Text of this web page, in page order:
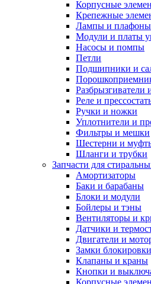
Корпусные
Крепежные
Лампы и плафоны
Модули и платы
Насосы и помпы
Петли
Подшипники и
Разбрызгиватели
Реле и
Ручки и ножки
Уплотнители и
Фильтры и мешки
Шестерни и
Шланги и трубки
Запчасти для
Амортизаторы
Баки и барабаны
Блоки и модули
Бойлеры и тэны
Вентиляторы и
Датчики и
Двигатели и
Замки
Клапаны и краны
Кнопки и
Корпусные